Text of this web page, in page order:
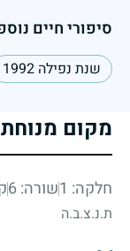
סיפורי חיים
שנת נפילה 1992
מקום
חלקה: 1 שורה: 6
ת.נ.צ.ב.ה